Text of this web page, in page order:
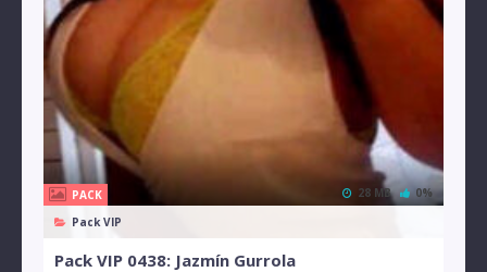
PACK
Pack VIP
28 MB 0%
Pack VIP 0438: Jazmín Gurrola